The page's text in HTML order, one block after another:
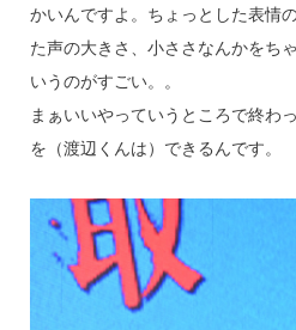
かいんですよ。ちょっとした表情
た声の大きさ、小ささなんかをち
いうのがすごい。。
まぁいいやっていうところで終わ
を（渡辺くんは）できるんです。